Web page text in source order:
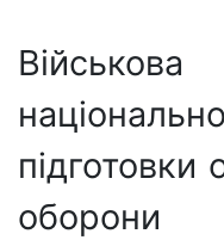
підготовки